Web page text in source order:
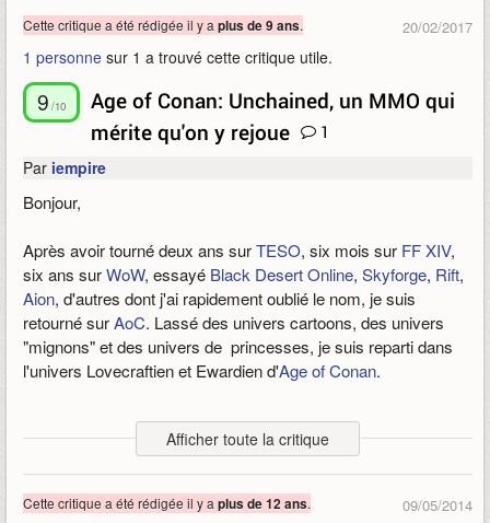
LePVP existe encore sous la forme de BG : les combats
sont nerveux et variés.
Les quêtes et les différentes régions rendent le leveling
agréable. Il y a un système de points de vue à trouver sur
toutes les cartes pour voir toute la zone vue du ciel.
Le système de combats basé sur des combos reste à ce jour
novateur. Les classes de combattants au corps à corps sont
sympa à jouer.
Age of Conan est un jeu complet et il y a pas mal de choses à
20/02/2017
Cette critique a été rédigée il y a plus de 9 ans.
1 personne sur 1 a trouvé cette critique utile.
9 /10
Age of Conan: Unchained, un MMO qui
mérite qu'on y rejoue
1
Par iempire
Bonjour,
Après avoir tourné deux ans surTESO, six mois sur FF XIV,
six ans surWoW, essayé Black Desert Online, Skyforge, Rift,
Aion, d'autres dont j'ai rapidement oublié le nom, je suis
retourné surAoC. Lassé des univers cartoons, des univers
"mignons" et des univers de princesses, je suis reparti dans
l'univers Lovecraftien et Ewardien d'Age of Conan.
Je suis un ancien de 2008 après y avoir trainé mes guêtres
pendant un an avant de baisser pavillon pour d'autres horizons,
beaucoup de plaisir.
Afficher toute la critique
09/05/2014
Cette critique a été rédigée il y a plus de 12 ans.